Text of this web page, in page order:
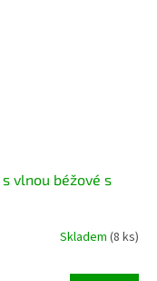
vlnou béžové s
Skladem (8 ks)